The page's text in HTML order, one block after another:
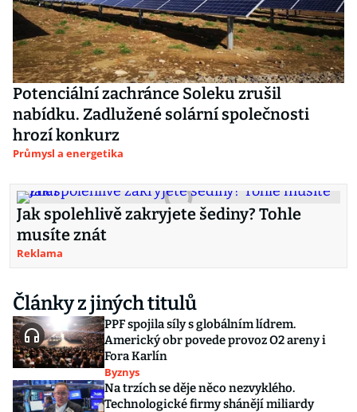
Potenciální zachránce Soleku zrušil
nabídku. Zadlužené solární společnosti
hrozí konkurz
Průmysl a energetika
Jak spolehlivě zakryjete šediny? Tohle
musíte znát
Reklama
Články z jiných titulů
PPF spojila síly s globálním lídrem.
Americký obr povede provoz O2 areny i
Fora Karlín
Byznys
Na trzích se děje něco nezvyklého.
Technologické firmy shánějí miliardy